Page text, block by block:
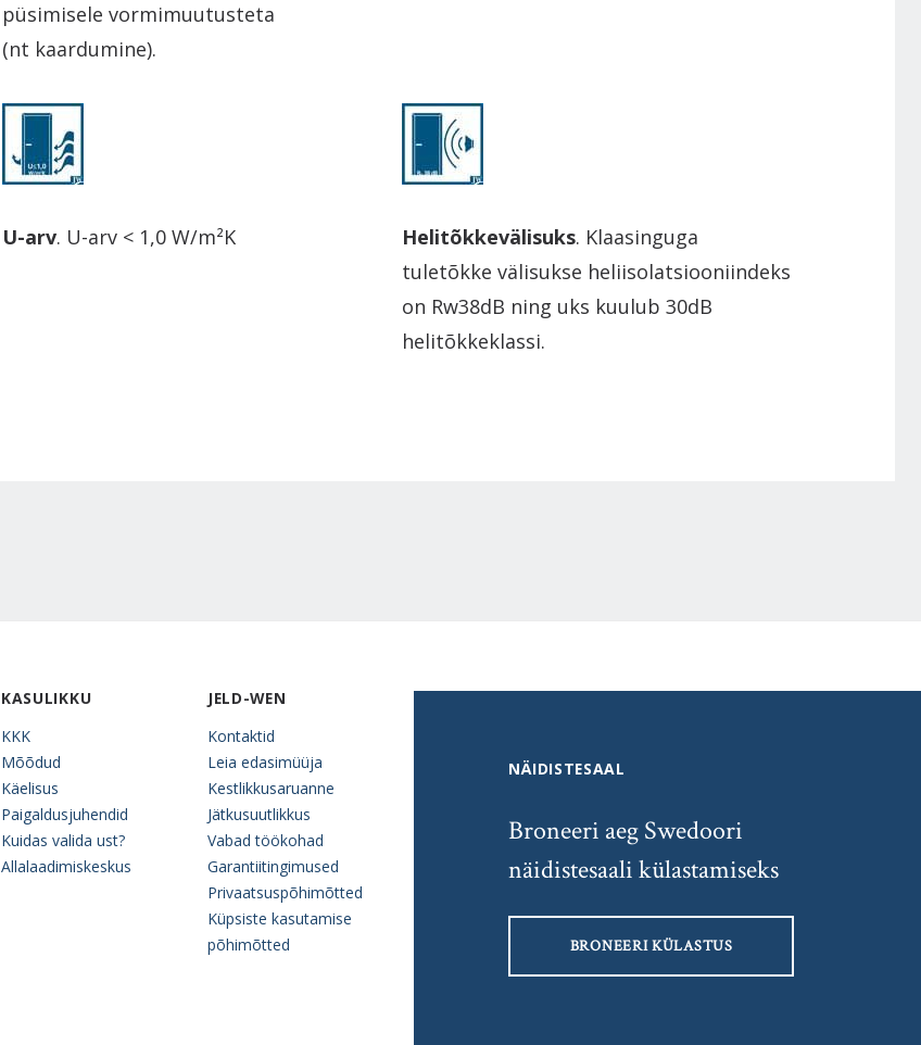
püsimisele vormimuutusteta
(nt kaardumine).
U-arv. U-arv < 1,0 W/m²K Helitõkkevälisuks. Klaasinguga
tuletõkke välisukse heliisolatsiooniindeks
on Rw38dB ning uks kuulub 30dB
helitõkkeklassi.
KASULIKKU
KKK
Mõõdud
Käelisus
Paigaldusjuhendid
Kuidas valida ust?
Allalaadimiskeskus
JELD-WEN
Kontaktid
Leia edasimüüja
Kestlikkusaruanne
Jätkusuutlikkus
Vabad töökohad
Garantiitingimused
Privaatsuspõhimõtted
Küpsiste kasutamise
põhimõtted
NÄIDISTESAAL
Broneeri aeg Swedoori
näidistesaali külastamiseks
BRONEERI KÜLASTUS